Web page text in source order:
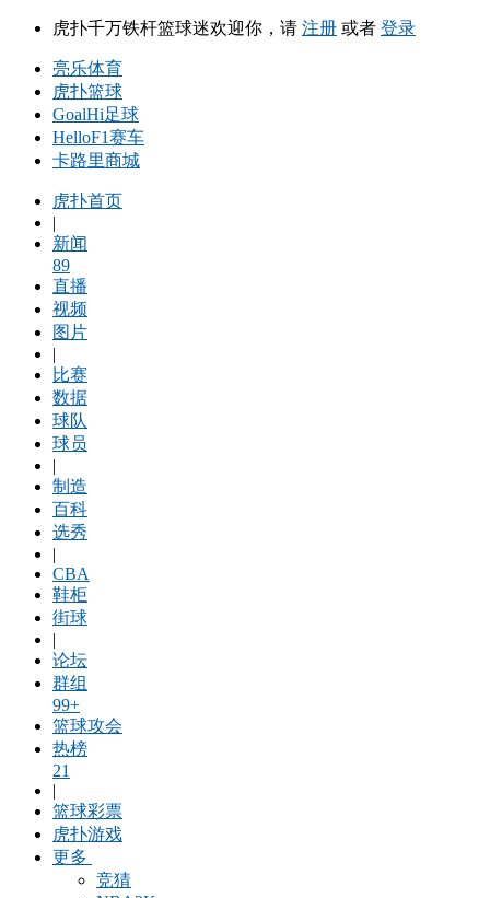
虎扑千万铁杆篮球迷欢迎你，请 注册 或者 登录
亮乐体育
虎扑篮球
GoalHi足球
HelloF1赛车
卡路里商城
虎扑首页
|
新闻
89
直播
视频
图片
|
比赛
数据
球队
球员
|
制造
百科
选秀
|
CBA
鞋柜
街球
|
论坛
群组
99+
篮球攻会
热榜
21
|
篮球彩票
虎扑游戏
更多
竞猜